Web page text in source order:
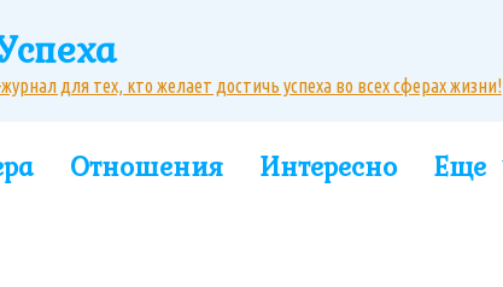
для тех, кто желает достичь успеха во всех сферах жизни!
Отношения Интересно Еще